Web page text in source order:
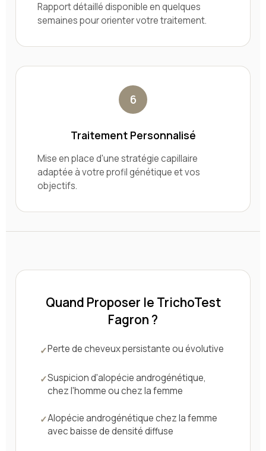
Rapport détaillé disponible en quelques
semaines pour orienter votre traitement.
6
Traitement Personnalisé
Mise en place d'une stratégie capillaire
adaptée à votre profil génétique et vos
objectifs.
Quand Proposer le TrichoTest
Fagron ?
Perte de cheveux persistante ou évolutive
Suspicion d'alopécie androgénétique,
chez l'homme ou chez la femme
Alopécie androgénétique chez la femme
avec baisse de densité diffuse